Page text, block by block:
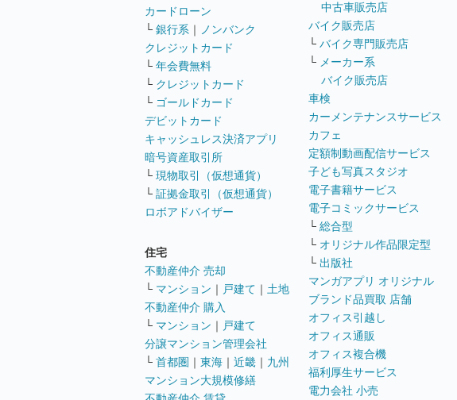
カードローン
└ 銀行系 ｜
ノンバンク
クレジットカード
└ 年会費無料
└ クレジットカード
└ ゴールドカード
デビットカード
キャッシュレス決済アプリ
暗号資産取引所
└ 現物取引（仮想通貨）
└ 証拠金取引（仮想通貨）
ロボアドバイザー
住宅
不動産仲介 売却
└ マンション ｜ 戸建て ｜ 土地
不動産仲介 購入
└ マンション ｜ 戸建て
分譲マンション管理会社
└ 首都圏 ｜ 東海 ｜ 近畿 ｜ 九州
マンション大規模修繕
中古車販売店
バイク販売店
└ バイク専門販売店
└ メーカー系
バイク販売店
車検
カーメンテナンスサービス
カフェ
定額制動画配信サービス
子ども写真スタジオ
電子書籍サービス
電子コミックサービス
└ 総合型
└ オリジナル作品限定型
└ 出版社
マンガアプリ オリジナル
ブランド品買取 店舗
オフィス引越し
オフィス通販
オフィス複合機
福利厚生サービス
電力会社 小売